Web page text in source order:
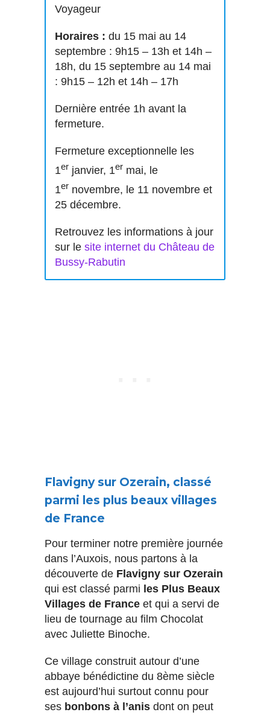
Voyageur
Horaires : du 15 mai au 14
septembre : 9h15 – 13h et 14h –
18h, du 15 septembre au 14 mai
: 9h15 – 12h et 14h – 17h
Dernière entrée 1h avant la
fermeture.
Fermeture exceptionnelle les
1er janvier, 1er mai, le
1er novembre, le 11 novembre et
25 décembre.
Retrouvez les informations à jour
sur le site internet du Château de
Bussy-Rabutin
Flavigny sur Ozerain, classé
parmi les plus beaux villages
de France
Pour terminer notre première journée
dans l’Auxois, nous partons à la
découverte de Flavigny sur Ozerain
qui est classé parmi les Plus Beaux
Villages de France et qui a servi de
lieu de tournage au film Chocolat
avec Juliette Binoche.
Ce village construit autour d’une
abbaye bénédictine du 8ème siècle
est aujourd’hui surtout connu pour
ses bonbons à l’anis dont on peut